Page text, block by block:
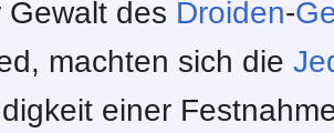
Gewalt des Droiden-
machten sich die
einer